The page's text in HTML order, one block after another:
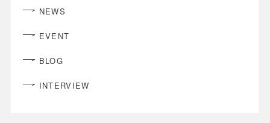
NEWS
EVENT
BLOG
INTERVIEW